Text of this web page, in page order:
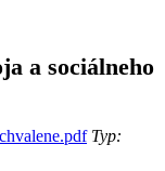
a sociálneho
Typ: